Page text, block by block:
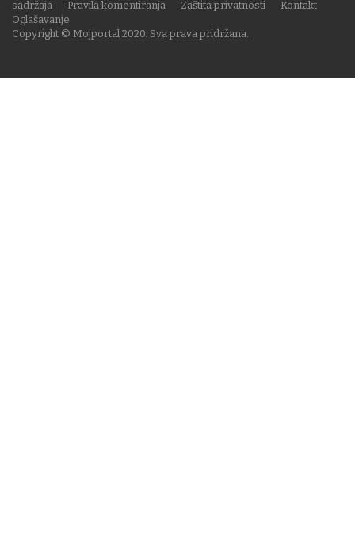
Copyright © Mojportal 2020. Sva prava pridržana.
sadržaja
Pravila komentiranja Zaštita privatnosti
Kontakt
Oglašavanje